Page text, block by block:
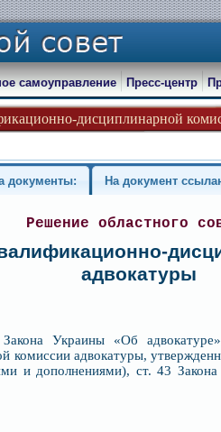
дисциплинарной
самоуправление Пресс-центр
документы: На документ
Решение областного
адвокатуры
Украины «Об
комиссии адвокатуры,
и дополнениями), ст. 43